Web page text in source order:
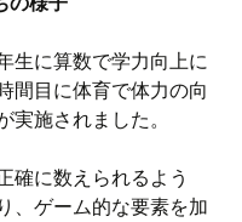
生に算数で学力向上に
間目に体育で体力の向
施されました。
確に数えられるよう
、ゲーム的な要素を加